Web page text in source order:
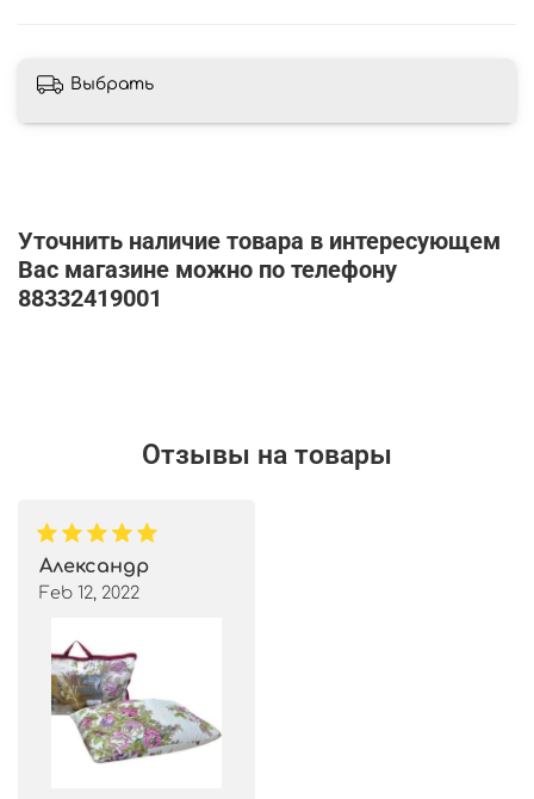
Выбрать
Уточнить наличие товара в интересующем
Вас магазине можно по телефону
88332419001
Отзывы на товары
Александр
Feb 12, 2022